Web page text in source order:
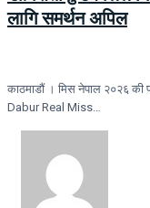
लागि समर्थन अपिल
काठमाडौं । मिस नेपाल २०२६ की
Dabur Real Miss…